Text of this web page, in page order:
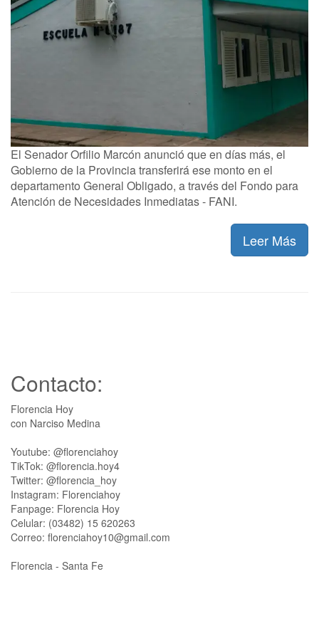
El Senador Orfilio Marcón anunció que en días más, el
Gobierno de la Provincia transferirá ese monto en el
departamento General Obligado, a través del Fondo para
Atención de Necesidades Inmediatas - FANI.
Leer Más
Contacto:
Florencia Hoy
con Narciso Medina
Youtube: @florenciahoy
TikTok: @florencia.hoy4
Twitter: @florencia_hoy
Instagram: Florenciahoy
Fanpage: Florencia Hoy
Celular: (03482) 15 620263
Correo: florenciahoy10@gmail.com
Florencia - Santa Fe